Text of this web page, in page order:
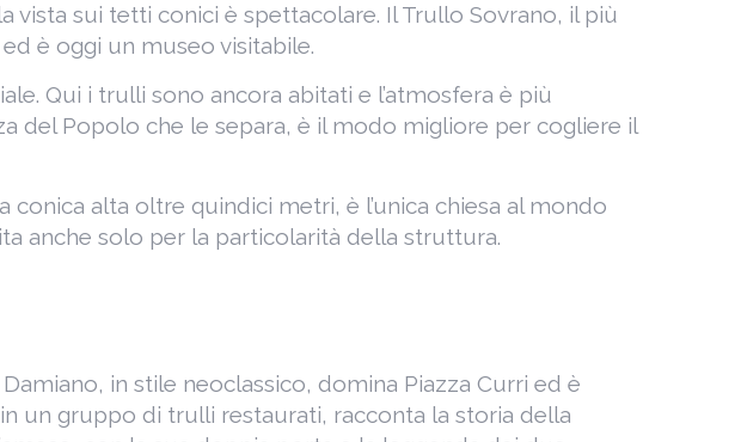
sui tetti conici è spettacolare. Il Trullo Sovrano, il più
è oggi un museo visitabile.
Qui i trulli sono ancora abitati e l’atmosfera è più
del Popolo che le separa, è il modo migliore per cogliere il
alta oltre quindici metri, è l’unica chiesa al mondo
anche solo per la particolarità della struttura.
in stile neoclassico, domina Piazza Curri ed è
un gruppo di trulli restaurati, racconta la storia della